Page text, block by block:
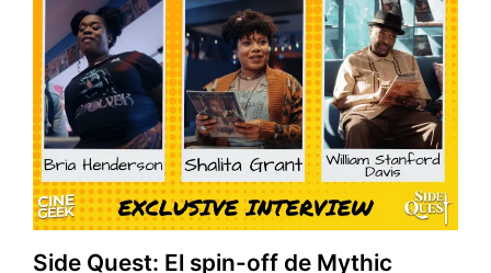
Side Quest: El spin-off de Mythic